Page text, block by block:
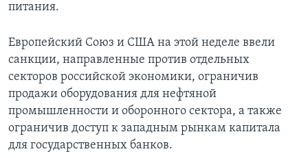
питания.
Европейский Союз и США на этой неделе ввели
санкции, направленные против отдельных
секторов российской экономики, ограничив
продажи оборудования для нефтяной
промышленности и оборонного сектора, а также
ограничив доступ к западным рынкам капитала
для государственных банков.